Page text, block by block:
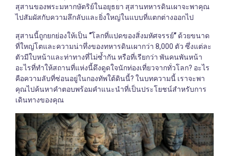
สุสานของพระมหากษัตริย์ในอยุธยา สุสานทหารดินเผาจะพาคุณ
ไปสัมผัสกับความลึกลับและยิ่งใหญ่ในแบบที่แตกต่างออกไป
สุสานนี้ถูกยกย่องให้เป็น“โลกที่แปดของสิ่งมหัศจรรย์” ด้วยขนาด
ที่ใหญ่โตและความน่าทึ่งของทหารดินเผากว่า 8,000 ตัว ซึ่งแต่ละ
ตัวมีใบหน้าและท่าทางที่ไม่ซ้ำกัน หรือที่เรียกว่า พันคนพันหน้า
อะไรที่ทำให้สถานที่แห่งนี้ดึงดูดใจนักท่องเที่ยวจากทั่วโลก? อะไร
คือความลับที่ซ่อนอยู่ในกองทัพใต้ดินนี้? ในบทความนี้ เราจะพา
คุณไปค้นหาคำตอบพร้อมคำแนะนำที่เป็นประโยชน์สำหรับการ
เดินทางของคุณ